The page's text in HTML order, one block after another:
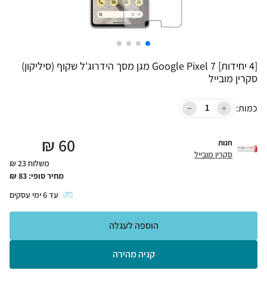
[4 יחידות] Google Pixel 7 מגן מסך הידרוג'ל שקוף (סיליקון)
סקרין מובייל
כמות:
חנות
סקרין מובייל 60
₪
משלוח 23 ₪
מחיר סופי: 83
₪
עד6ימי עסקים
קניה מהירה
הוספה לעגלה